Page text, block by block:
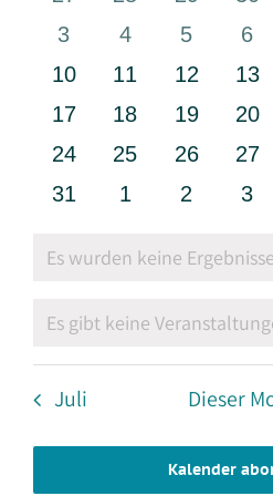
0
3
0
4
0
5
0
6
0
10
0
11
0
12
0
13
0
17
0
18
0
19
0
20
0
24
0
25
0
26
0
27
0
31
0
1
0
2
0
3
Hinweis
Es wurden keine
Hinweis
Es gibt keine
Juli Dieser
Kalender